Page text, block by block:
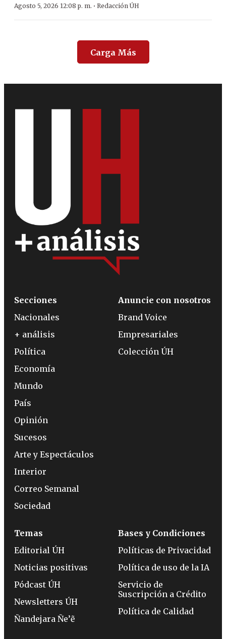
Agosto 5, 2026 12:08 p. m. · Redacción ÚH
Carga Más
Secciones
Nacionales
+ análisis
Política
Economía
Mundo
País
Opinión
Sucesos
Arte y Espectáculos
Interior
Correo Semanal
Sociedad
Anuncie con nosotros
Brand Voice
Empresariales
Colección ÚH
Temas
Editorial ÚH
Noticias positivas
Pódcast ÚH
Newsletters ÚH
Ñandejara Ñe’ẽ
Bases y Condiciones
Políticas de Privacidad
Política de uso de la IA
Servicio de
Suscripción a Crédito
Política de Calidad